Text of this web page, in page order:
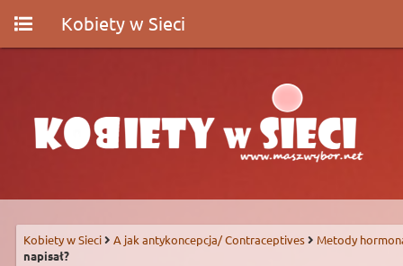
Kobiety w Sieci
Kobiety w Sieci A jak antykoncepcja/ Contraceptives
Metody
napisał?